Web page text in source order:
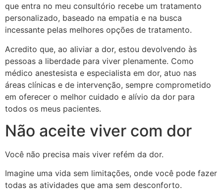
que entra no meu consultório recebe um tratamento
personalizado, baseado na empatia e na busca
incessante pelas melhores opções de tratamento.
Acredito que, ao aliviar a dor, estou devolvendo às
pessoas a liberdade para viver plenamente. Como
médico anestesista e especialista em dor, atuo nas
áreas clínicas e de intervenção, sempre comprometido
em oferecer o melhor cuidado e alívio da dor para
todos os meus pacientes.
Não aceite viver com dor
Você não precisa mais viver refém da dor.
Imagine uma vida sem limitações, onde você pode fazer
todas as atividades que ama sem desconforto.